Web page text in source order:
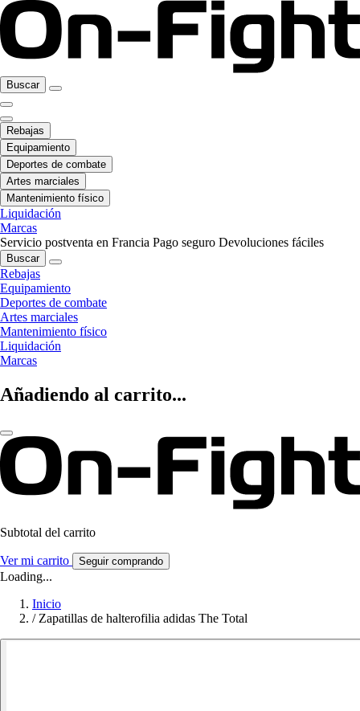
Buscar
Rebajas
Equipamiento
Deportes de combate
Artes marciales
Mantenimiento físico
Liquidación
Marcas
Servicio postventa en Francia Pago seguro Devoluciones fáciles
Buscar
Rebajas
Equipamiento
Deportes de combate
Artes marciales
Mantenimiento físico
Liquidación
Marcas
Añadiendo al carrito...
Subtotal del carrito
Ver mi carrito Seguir comprando
Loading...
Inicio
/ Zapatillas de halterofilia adidas The Total